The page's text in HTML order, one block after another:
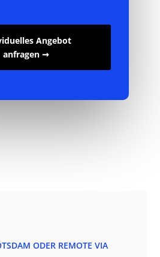
Angebot
anfragen ➞
ODER REMOTE VIA